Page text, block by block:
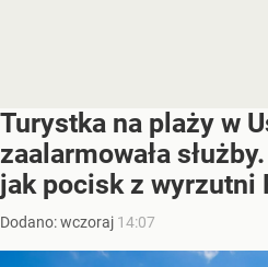
Turystka na plaży w
zaalarmowała
jak pocisk z wyrzutni
Dodano:wczoraj 14:07